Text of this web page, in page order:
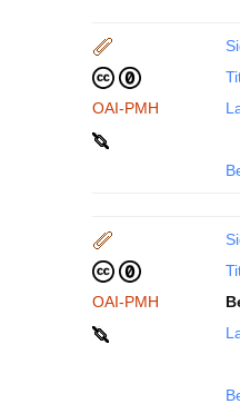
OAI-PMH
OAI-PMH